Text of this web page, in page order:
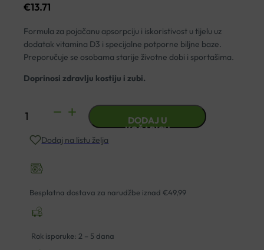
€13.71
Formula za pojačanu apsorpciju i iskoristivost u tijelu uz
dodatak vitamina D3 i specijalne potporne biljne baze.
Preporučuje se osobama starije životne dobi i sportašima.
Doprinosi zdravlju kostiju i zubi.
KALCIJ
1000MG
D3
KAPSULE
SOLARAY
količina
DODAJ U
KOŠARICU
Dodaj na listu želja
Besplatna dostava za narudžbe iznad €49,99
Rok isporuke: 2 – 5 dana